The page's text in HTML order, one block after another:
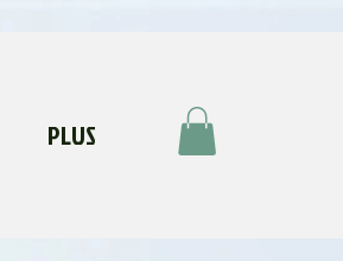
PLUS